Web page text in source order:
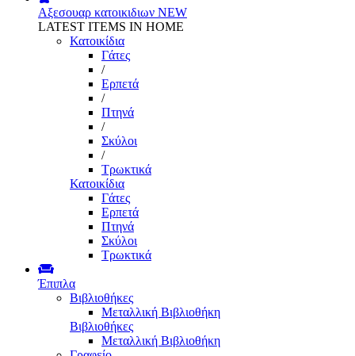
Αξεσουαρ κατοικιδιων NEW
LATEST ITEMS IN HOME
Κατοικίδια
Γάτες
/
Ερπετά
/
Πτηνά
/
Σκύλοι
/
Τρωκτικά
Κατοικίδια
Γάτες
Ερπετά
Πτηνά
Σκύλοι
Τρωκτικά
Έπιπλα
Βιβλιοθήκες
Μεταλλική Βιβλιοθήκη
Βιβλιοθήκες
Μεταλλική Βιβλιοθήκη